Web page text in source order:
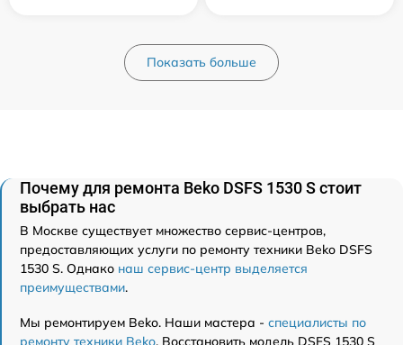
Показать больше
Почему для ремонта Beko DSFS 1530 S стоит
выбрать нас
В Москве существует множество сервис-центров,
предоставляющих услуги по ремонту техники Beko DSFS
1530 S. Однако наш сервис-центр выделяется
преимуществами.
Мы ремонтируем Beko. Наши мастера - специалисты по
ремонту техники Beko. Восстановить модель DSFS 1530 S